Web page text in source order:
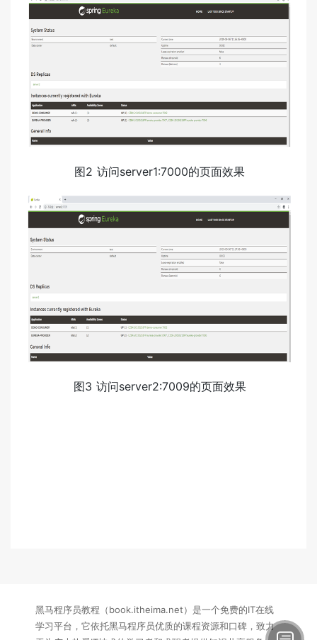
图2 访问server1:7000的页面效果
图3 访问server2:7009的页面效果
黑马程序员教程（book.itheima.net）是一个免费的IT在线
学习平台，它依托黑马程序员优质的课程资源和口碑，致力